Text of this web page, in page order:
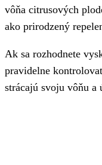
vôňa citrusových
ako prirodzený
Ak sa rozhodnete
pravidelne
strácajú svoju vôňu a